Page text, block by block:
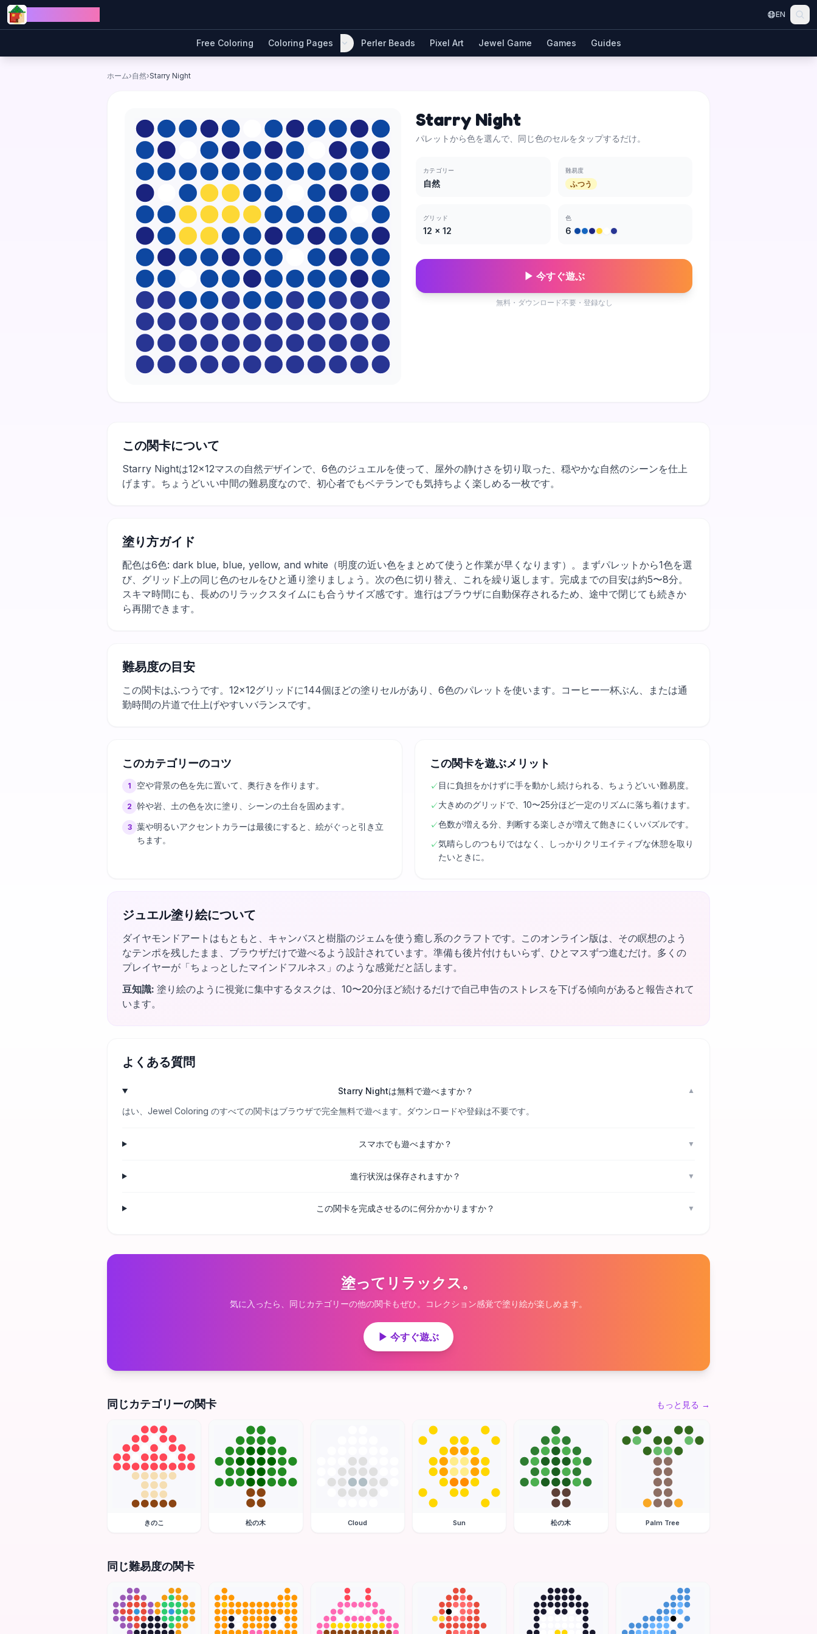
Skip to content
EN
Free Coloring Coloring Pages Perler Beads Pixel Art Jewel Game Games Guides
ホーム›自然›Starry Night
Starry Night
パレットから色を選んで、同じ色のセルをタップするだけ。
カテゴリー
自然
難易度
ふつう
グリッド
12 × 12
色
6
▶ 今すぐ遊ぶ
無料・ダウンロード不要・登録なし
この関卡について
Starry Nightは12×12マスの自然デザインで、6色のジュエルを使って、屋外の静けさを切り取った、穏やかな自然のシーンを仕上
げます。ちょうどいい中間の難易度なので、初心者でもベテランでも気持ちよく楽しめる一枚です。
塗り方ガイド
配色は6色: dark blue, blue, yellow, and white（明度の近い色をまとめて使うと作業が早くなります）。まずパレットから1色を選
び、グリッド上の同じ色のセルをひと通り塗りましょう。次の色に切り替え、これを繰り返します。完成までの目安は約5〜8分。
スキマ時間にも、長めのリラックスタイムにも合うサイズ感です。進行はブラウザに自動保存されるため、途中で閉じても続きか
ら再開できます。
難易度の目安
この関卡はふつうです。12×12グリッドに144個ほどの塗りセルがあり、6色のパレットを使います。コーヒー一杯ぶん、または通
勤時間の片道で仕上げやすいバランスです。
このカテゴリーのコツ
1 空や背景の色を先に置いて、奥行きを作ります。
2 幹や岩、土の色を次に塗り、シーンの土台を固めます。
3 葉や明るいアクセントカラーは最後にすると、絵がぐっと引き立
ちます。
この関卡を遊ぶメリット
✓ 目に負担をかけずに手を動かし続けられる、ちょうどいい難易度。
✓大きめのグリッドで、10〜25分ほど一定のリズムに落ち着けます。
✓色数が増える分、判断する楽しさが増えて飽きにくいパズルです。
✓気晴らしのつもりではなく、しっかりクリエイティブな休憩を取り
たいときに。
ジュエル塗り絵について
ダイヤモンドアートはもともと、キャンバスと樹脂のジェムを使う癒し系のクラフトです。このオンライン版は、その瞑想のよう
なテンポを残したまま、ブラウザだけで遊べるよう設計されています。準備も後片付けもいらず、ひとマスずつ進むだけ。多くの
プレイヤーが「ちょっとしたマインドフルネス」のような感覚だと話します。
豆知識: 塗り絵のように視覚に集中するタスクは、10〜20分ほど続けるだけで自己申告のストレスを下げる傾向があると報告されて
います。
よくある質問
Starry Nightは無料で遊べますか？ ▼
はい、Jewel Coloring のすべての関卡はブラウザで完全無料で遊べます。ダウンロードや登録は不要です。
スマホでも遊べますか？ ▼
進行状況は保存されますか？ ▼
この関卡を完成させるのに何分かかりますか？ ▼
塗ってリラックス。
気に入ったら、同じカテゴリーの他の関卡もぜひ。コレクション感覚で塗り絵が楽しめます。
▶ 今すぐ遊ぶ
同じカテゴリーの関卡 もっと見る →
きのこ 松の木 Cloud Sun 松の木 Palm Tree
同じ難易度の関卡